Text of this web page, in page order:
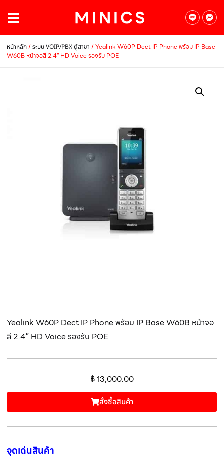
หน้าหลัก/ระบบ VOIP/PBX ตู้สาขา / Yealink W60P Dect IP Phone พร้อม IP Base
W60B หน้าจอสี 2.4″ HD Voice รองรับ POE
Yealink W60P Dect IP Phone พร้อม IP Base W60B หน้าจอ
สี 2.4″ HD Voice รองรับ POE
฿13,000.00
สั้งซื้อสินค้า
จุดเด่นสินค้า